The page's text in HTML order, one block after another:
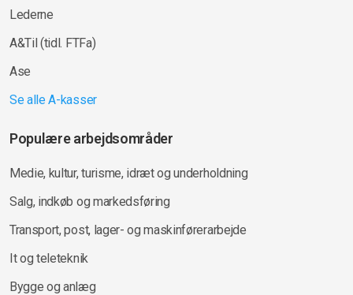
Lederne
A&Til (tidl. FTFa)
Ase
Se alle A-kasser
Populære arbejdsområder
Medie, kultur, turisme, idræt og underholdning
Salg, indkøb og markedsføring
Transport, post, lager- og maskinførerarbejde
It og teleteknik
Bygge og anlæg